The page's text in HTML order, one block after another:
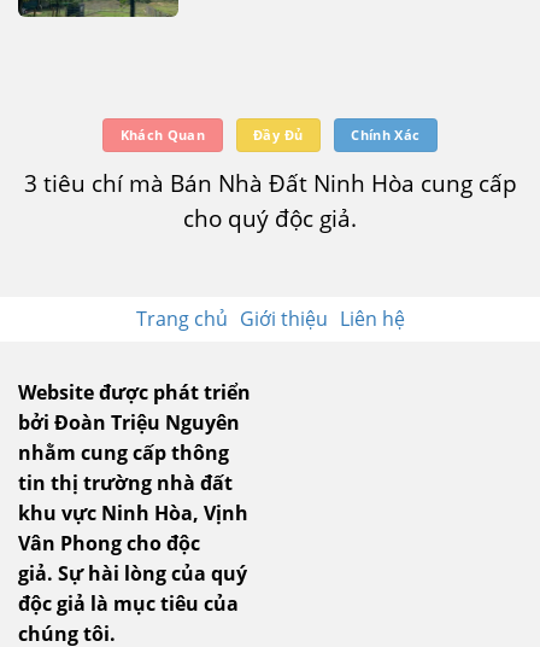
Khách Quan Đầy Đủ Chính Xác
3 tiêu chí mà Bán Nhà Đất Ninh Hòa cung cấp
cho quý độc giả.
Trang chủ Giới thiệu Liên hệ
Website được phát triển
bởi Đoàn Triệu Nguyên
nhằm cung cấp thông
tin thị trường nhà đất
khu vực Ninh Hòa, Vịnh
Vân Phong cho độc
giả. Sự hài lòng của quý
độc giả là mục tiêu của
chúng tôi.